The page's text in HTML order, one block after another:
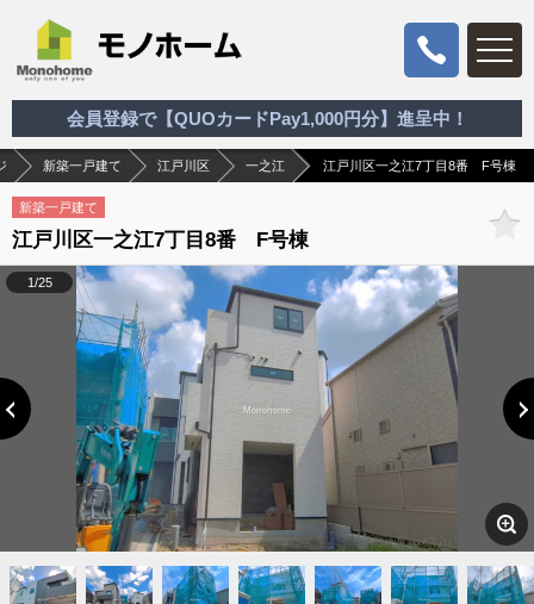
会員登録で【QUOカードPay1,000円分】進呈中！
新築一戸建て 江戸川区 一之江 江戸川区一之江7丁目8番 F号棟
新築一戸建て
江戸川区一之江7丁目8番 F号棟
1/25